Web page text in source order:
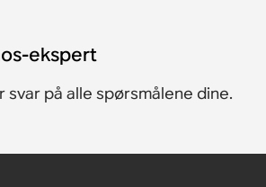
ekspert
svar på alle spørsmålene dine.